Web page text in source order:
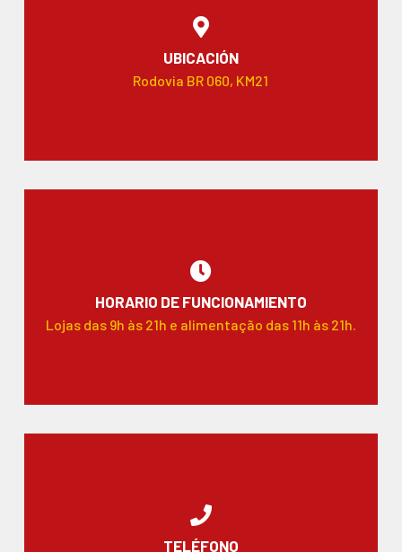
UBICACIÓN
Rodovia BR 060, KM21
HORARIO DE FUNCIONAMIENTO
Lojas das 9h às 21h e alimentação das 11h às 21h.
TELÉFONO